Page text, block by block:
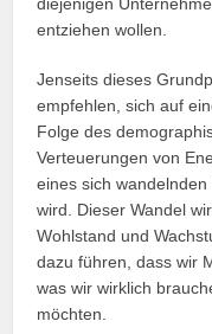
diejenigen
entziehen wollen.
Jenseits dieses
empfehlen, sich auf
Folge des
Verteuerungen von
eines sich
wird. Dieser Wandel
Wohlstand und
dazu führen, dass wir
was wir wirklich
möchten.